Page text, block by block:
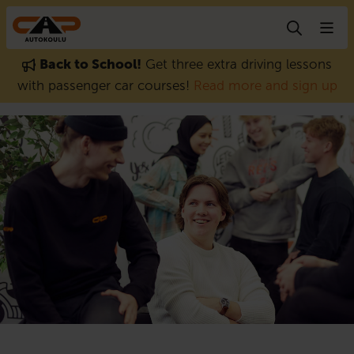
Skip to content
Back to School! Get three extra driving lessons
with passenger car courses! Read more and sign up